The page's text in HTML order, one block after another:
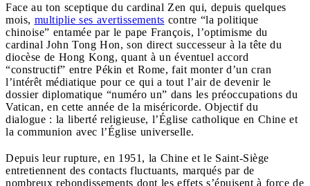
Face au ton sceptique du cardinal Zen qui, depuis quelques
mois, multiplie ses avertissements contre “la politique
chinoise” entamée par le pape François, l’optimisme du
cardinal John Tong Hon, son direct successeur à la tête du
diocèse de Hong Kong, quant à un éventuel accord
“constructif” entre Pékin et Rome, fait monter d’un cran
l’intérêt médiatique pour ce qui a tout l’air de devenir le
dossier diplomatique “numéro un” dans les préoccupations du
Vatican, en cette année de la miséricorde. Objectif du
dialogue : la liberté religieuse, l’Église catholique en Chine et
la communion avec l’Église universelle.
Depuis leur rupture, en 1951, la Chine et le Saint-Siège
entretiennent des contacts fluctuants, marqués par de
nombreux rebondissements dont les effets s’épuisent à force de